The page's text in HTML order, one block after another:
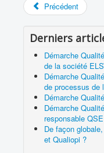
Précédent
Derniers
Démarche
de la société
Démarche
de processus de
Démarche
Démarche
responsable
De façon
et Qualiopi ?